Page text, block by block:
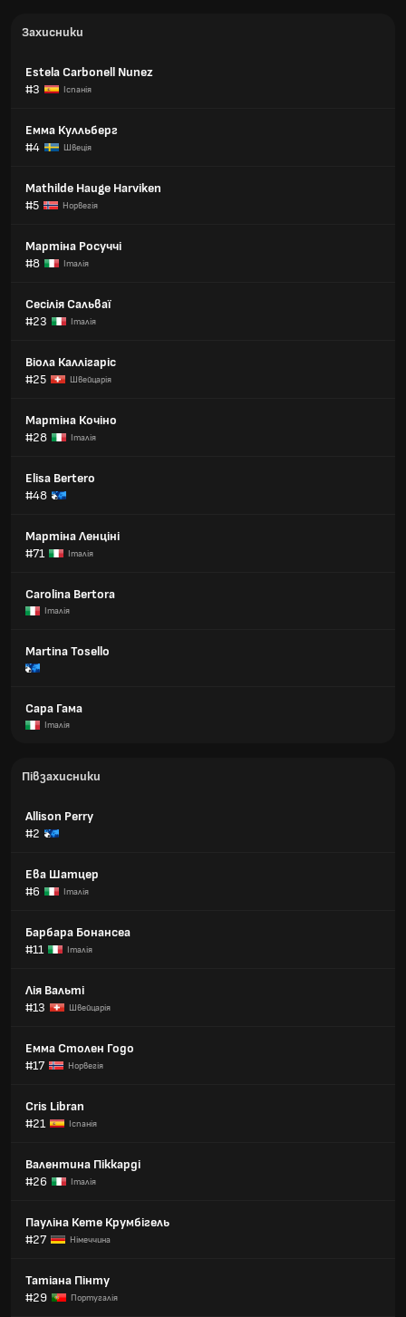
Захисники
Estela Carbonell Nunez
#3
Іспанія
Емма Кулльберг
#4
Швеція
Mathilde Hauge Harviken
#5
Норвегія
Мартіна Росуччі
#8
Італія
Сесілія Сальваї
#23
Італія
Віола Каллігаріс
#25
Швейцарія
Мартіна Кочіно
#28
Італія
Elisa Bertero
#48
Мартіна Ленціні
#71
Італія
Carolina Bertora
Італія
Martina Tosello
Сара Гама
Італія
Півзахисники
Allison Perry
#2
Ева Шатцер
#6
Італія
Барбара Бонансеа
#11
Італія
Лія Вальті
#13
Швейцарія
Емма Столен Годо
#17
Норвегія
Cris Libran
#21
Іспанія
Валентина Піккарді
#26
Італія
Пауліна Кете Крумбігель
#27
Німеччина
Татіана Пінту
#29
Португалія